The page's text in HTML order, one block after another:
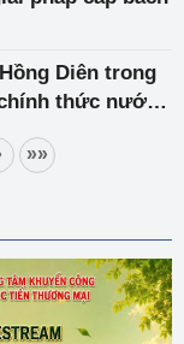
Diên trong
thức nước
»»